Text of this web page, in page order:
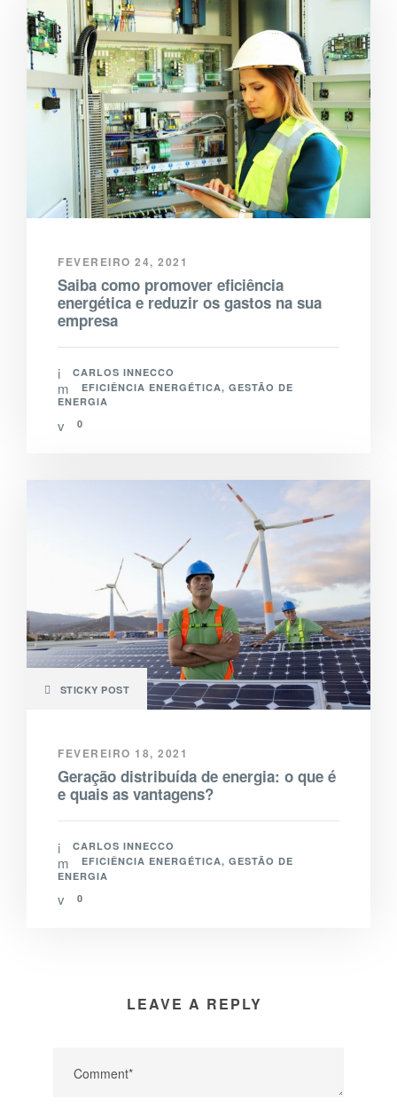
FEVEREIRO 24, 2021
Saiba como promover eficiência
energética e reduzir os gastos na sua
empresa
CARLOS INNECCO
EFICIÊNCIA ENERGÉTICA, GESTÃO DE
ENERGIA
0
STICKY POST
FEVEREIRO 18, 2021
Geração distribuída de energia: o que é
e quais as vantagens?
CARLOS INNECCO
EFICIÊNCIA ENERGÉTICA, GESTÃO DE
ENERGIA
0
LEAVE A REPLY